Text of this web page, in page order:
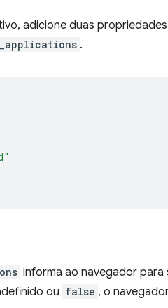
adicione duas
.
informa ao navegador para
ou false , o